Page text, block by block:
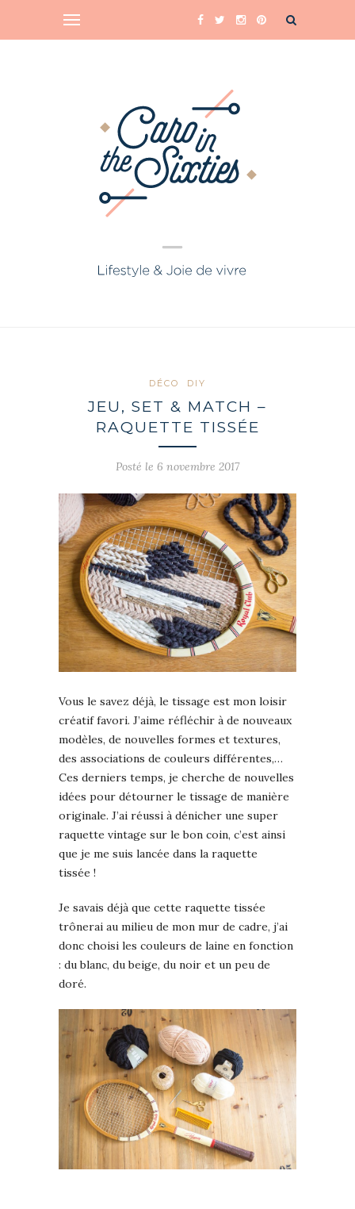
DÉCO DIY
JEU, SET & MATCH –
RAQUETTE TISSÉE
Posté le 6 novembre 2017
Vous le savez déjà, le tissage est mon loisir
créatif favori. J’aime réfléchir à de nouveaux
modèles, de nouvelles formes et textures,
des associations de couleurs différentes,…
Ces derniers temps, je cherche de nouvelles
idées pour détourner le tissage de manière
originale. J’ai réussi à dénicher une super
raquette vintage sur le bon coin, c’est ainsi
que je me suis lancée dans la raquette
tissée !
Je savais déjà que cette raquette tissée
trônerai au milieu de mon mur de cadre, j’ai
donc choisi les couleurs de laine en fonction
: du blanc, du beige, du noir et un peu de
doré.